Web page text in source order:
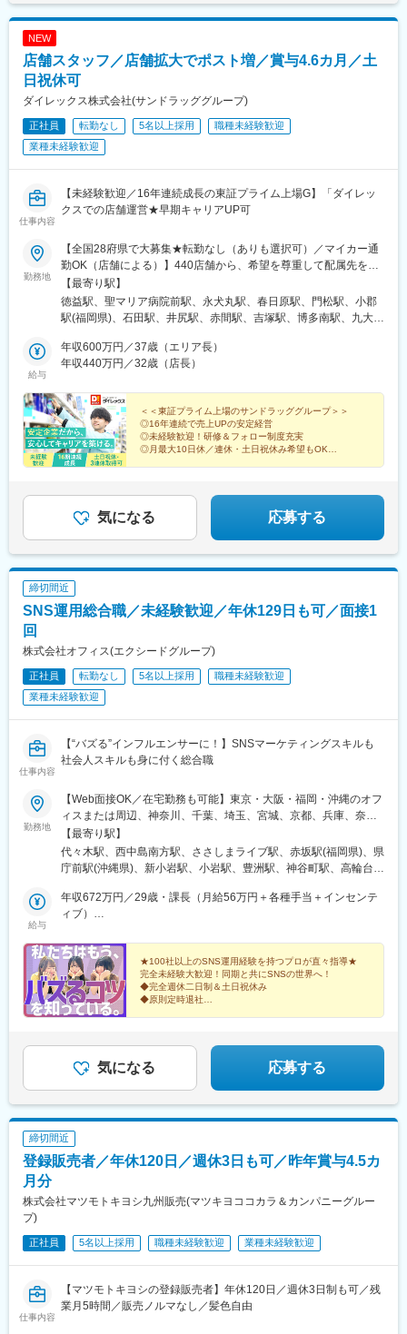
県)、日田駅、宇佐駅、別府駅(大分県)、鶴崎駅、延岡駅、西都城
島県)、志布志駅、枕崎駅、宮ケ浜駅、国分駅(鹿児島県)、出水
駅、壺川駅、新さっぽろ駅、松風町駅、湯の川駅、五所川原駅、
盛駅、仙台駅(地下鉄)、西取手駅、今市駅、東宿郷駅、城東駅、西
桐生駅、高田馬場駅、入谷駅(東京都)、牛田駅(東京都)、荒川一中
前駅、千歳船橋駅、立川北駅、青梅街道駅、布田駅、新高島駅、
江田駅(神奈川県)、新丸子駅、緑町駅、海老名駅(相模線)、西松本
駅、桜町駅(長野県)、電気ビル前駅、南富山駅、片原町駅(富山
駅、島ノ関駅、水口石橋駅、一乗寺駅、宇治駅(奈良線)、野田阪神
駅、和泉大宮駅、ＪＲ河内永和駅、みなと元町駅、さくら夙川
駅前駅、後免中町駅、東新木駅、甘木駅(甘木鉄道線)、長崎駅前
駅、島原船津駅、原爆資料館駅、佐世保中央駅、人吉駅、奥武山
公園駅、ひばりが丘駅(北海道)、千歳町駅(北海道)、函館アリーナ
前駅、あおば通駅、峰駅、上野駅、堀切駅、荒川二丁目駅、立川
南駅、柴崎駅、高島町駅、電鉄富山駅・エスタ前駅、南富山駅前
駅、海老江駅、ＪＲ俊徳道駅、花隈駅、尾道駅、高知橋駅、後免
駅、鹿児駅、桜町駅(長崎県)、浦上駅前駅、佐世保駅
児島市電)、志布志駅、阿波富田駅、蔵本駅、二軒屋駅、吉成駅、
佐古駅、板野駅、中田駅(徳島県)、知寄町三丁目駅、旭駅前通駅、
新町駅(群馬県)、西小泉駅、三俣駅、群馬総社駅、古河駅、鶴瀬
駅、籠原駅、新田駅(埼玉県)、東岩槻駅、桶川駅、八潮駅、的場
駅、大袋駅、北朝霞駅、上尾駅、北越谷駅、八街駅、八千代緑が
丘駅、おゆみ野駅、旭駅(千葉県)、公津の杜駅、豊四季駅、茂原
駅、志津駅、八千代台駅、国母駅、竜王駅、南甲府駅、甲府駅、
駅、篠ノ井駅、千曲駅、信州中野駅、柏矢町駅、六日町駅、長岡
駅、黒井駅(新潟県)、東三条駅、燕駅、青山駅、東柏崎駅、東新潟
駅(新潟県)、大形駅、西新発田駅、三条駅(新潟県)、水原駅、津守
駅、八尾駅、春木駅、御陵前駅、熊取駅、松ノ浜駅、栂・美木多
駅、白鷺駅、摂津富田駅、矢田駅(大阪府)、今川駅(大阪府)、福知
山市民病院口駅、耳成駅、忍海駅、加太駅(和歌山県)、東加古川
駅、京口駅、播磨高岡駅、播州赤穂駅、葉多駅、鳴門駅、加古川
駅、滝野駅、はりま勝原駅、北条町駅、飾磨駅、恵比須駅、鉢伏
山上駅、浜の宮駅、播磨町駅、山下駅(兵庫県)、高田駅(香川県)、
多度津駅、太田駅(香川県)、潟元駅、三津駅、今治駅、上宇和駅、
新居浜駅、伊予西条駅、宮田町駅、堀江駅、福音寺駅、東尾道
県)、修大協創中高前駅、河戸帆待川駅、大竹駅、福島町駅、戸手
駅、宇品四丁目駅、五日市駅、向洋駅、玖村駅、高田駅(長崎県)、
大塔駅、三会駅、若葉町駅、幸駅、道ノ尾駅、石橋駅(長崎県)、
喜々津駅、上相浦駅、佐々駅、西諫早駅、新大工町駅、島原港
駅、日田駅、中津駅(大分県)、別府駅(大分県)、豊後森駅、鶴崎
本県)、宇土駅、天ケ瀬駅、千丁駅、植木駅、竜田口駅、三角駅、
御代志駅、武蔵塚駅、木葉駅、新八代駅、田崎橋駅、佐敷駅、浦
添前田駅、奥武山公園駅、首里駅、古島駅、てだこ浦西駅、久留
米高校前駅、西鉄小郡駅、九産大前駅、熊西駅、谷山駅(指宿枕崎
線)、文化の森駅、知寄町駅、船橋日大前駅、三好町駅、駒川中野
駅、琴電屋島駅、古町駅、可部駅、西観音町駅、宇品五丁目駅、
千歳町駅(長崎県)、諏訪神社駅、日田市役所前駅、花畑駅、葛島橋
東詰駅、針中野駅、屋島駅、ＪＲ松山駅前駅、広電西広島・己斐
NEW
店舗スタッフ／店舗拡大でポスト増／賞与4.6カ月／土
日祝休可
ダイレックス株式会社(サンドラッググループ)
正社員 転勤なし 5名以上採用
職種未経験歓迎
業種未経験歓迎
仕事内容
【未経験歓迎／16年連続成長の東証プライム上場G】「ダイレッ
クスでの店舗運営★早期キャリアUP可
勤務地
【全国28府県で大募集★転勤なし（ありも選択可）／マイカー通
勤OK（店舗による）】440店舗から、希望を尊重して配属先を決
定！☆必要に応じて借り上げ社宅の利用も可能！◆九州エリア福
岡県（55店舗）、佐賀県（24店舗）、長崎県（29店舗）、熊本県
（34店舗）、大分県（18店舗）、宮崎県（25店舗）、鹿児島県
広島県（24店舗）、山口県（18店舗）、島根県（7店舗）、鳥取
県（5店舗）◆四国エリア徳島県（16店舗）、香川県（17店
（17店舗）、京都府（1店舗）、奈良県（2店舗）、大阪府（11店
舗）◆関東エリア埼玉県（12店舗）、群馬県（4店舗）、千葉県
（9店舗）、茨城県（1店舗）◆信越・北陸エリア新潟県（18店
舗）、山梨県（7店舗）、長野県（7店舗）★当社HPの「店舗案
内」から、お近くの店舗をチェックしてください！トップページ
す。※勤務地の受動喫煙対策：屋内禁煙
【最寄り駅】
徳益駅、聖マリア病院前駅、永犬丸駅、春日原駅、門松駅、小郡
駅(福岡県)、石田駅、井尻駅、赤間駅、吉塚駅、博多南駅、九大学
福大前駅、教育大前駅、飯塚駅、南久留米駅、犬塚駅、東福間
駅、筑後吉井駅、門司駅、太宰府駅、羽犬塚駅、蒲池駅(福岡県)、
県)、下曽根駅、筑前前原駅、水巻駅、海老津駅、遠賀野駅、土井
駅、原町駅、甘木駅(西鉄線)、二島駅、中間駅、千鳥駅、周船寺
駅、南小倉駅、姪浜駅、池尻駅、銀水駅、若松駅、宮崎神宮駅、
南延岡駅、蓮ケ池駅、宮崎駅、油津駅、三股駅、日向庄内駅、加
納駅(宮崎県)、西都城駅、五十市駅、日向新富駅、緑町駅、田吉
北方駅(佐賀県)、伊万里駅、新鳥栖駅、江北駅(佐賀県)、鍋島駅、
湯田温泉駅、幡生駅、下関駅、川棚温泉駅、松江駅、岸本駅、後
藤駅、倉吉駅、清輝橋駅、上道駅(岡山県)、児島駅、東岡山駅、水
崎駅、荒田八幡駅、帖佐駅、国分駅(鹿児島県)、西出水駅、川内駅
(鹿児島県)、日当山駅、阿波富田駅、蔵本駅、二軒屋駅、佐古駅、
旭駅前通駅、入明駅、知寄町三丁目駅、古河駅、新町駅(群馬県)、
県)、東岩槻駅、桶川駅、八潮駅、的場駅、大袋駅、北朝霞駅、上
尾駅、北越谷駅、八街駅、八千代緑が丘駅、おゆみ野駅、旭駅(千
葉県)、公津の杜駅、豊四季駅、茂原駅、志津駅、八千代台駅、六
日町駅、長岡駅、黒井駅(新潟県)、東三条駅、燕駅、青山駅、東柏
崎駅、東新潟駅、さつき野駅、北吉田駅、新潟大学前駅、村上駅
県)、水原駅、国母駅、竜王駅、南甲府駅、甲府駅、塩山駅、富士
山駅、長坂駅、赤坂上駅、平田駅(長野県)、岩村田駅、篠ノ井駅、
春木駅、御陵前駅、熊取駅、松ノ浜駅、栂・美木多駅、白鷺駅、
摂津富田駅、矢田駅(大阪府)、今川駅(大阪府)、津守駅、加太駅(和
歌山県)、東加古川駅、京口駅、播磨高岡駅、播州赤穂駅、葉多
駅、鳴門駅、加古川駅、滝野駅、はりま勝原駅、北条町駅、飾磨
駅、恵比須駅、鉢伏山上駅、浜の宮駅、播磨町駅、山下駅(兵庫
県)、耳成駅、忍海駅、西条駅(広島県)、松永駅、東福山駅、鵜飼
駅(広島県)、楽々園駅、東尾道駅、八次駅、三原駅、天応駅、福山
駅、古江駅(広島県)、玖村駅、花園駅(香川県)、一宮駅、栗林公園
北口駅、坂出駅、沖松島駅、三津駅、上宇和駅、宮田町駅、石橋
駅、東諫早駅、高田駅(長崎県)、大塔駅、三会駅、若葉町駅、健軍
町駅、亀井駅、南熊本駅、内牧駅、肥後西村駅、八代駅、高森
駅、北熊本駅、交通局前駅(熊本県)、竜田口駅、三里木駅、松橋
駅、玉名駅、荒尾駅(熊本県)、宇土駅、天ケ瀬駅、千丁駅、植木
駅、三角駅、御代志駅、武蔵塚駅、大在駅、牧駅(大分県)、豊後国
てだこ浦西駅、小禄駅、奥武山公園駅、修大協創中高前駅、谷山
駅(鹿児島市電)、河戸帆待川駅、西大分駅、矢原駅、福島町駅、南
宮崎駅、田崎橋駅、宇品四丁目駅、木花駅、五日市駅、久留米高
校前駅、西鉄小郡駅、九産大前駅、熊西駅、小田原駅、常盤駅(岡
山県)、文化の森駅、知寄町駅、船橋日大前駅、三好町駅、駒川中
野駅、春日川駅、古町駅、千歳町駅(長崎県)、八景水谷駅、平成
駅、九品寺交差点駅、光の森駅、谷山駅(指宿枕崎線)、可部駅、西
観音町駅、宇品五丁目駅、花畑駅、葛島橋東詰駅、針中野駅、木
島・己斐駅、宇品三丁目駅
給与
年収600万円／37歳（エリア長）
年収440万円／32歳（店長）
＜＜東証プライム上場のサンドラッググループ＞＞
◎16年連続で売上UPの安定経営
◎未経験歓迎！研修＆フォロー制度充実
◎月最大10日休／連休・土日祝休み希望もOK
気になる 応募する
締切間近
SNS運用総合職／未経験歓迎／年休129日も可／面接1
回
株式会社オフィス(エクシードグループ)
正社員 転勤なし 5名以上採用
職種未経験歓迎
業種未経験歓迎
仕事内容
【“バズる”インフルエンサーに！】SNSマーケティングスキルも
社会人スキルも身に付く総合職
勤務地
【Web面接OK／在宅勤務も可能】東京・大阪・福岡・沖縄のオフ
ィスまたは周辺、神奈川、千葉、埼玉、宮城、京都、兵庫、奈
良、滋賀、和歌山、愛知、静岡、香川、愛媛、広島、岡山、福
岡、佐賀、長崎、熊本、大分、宮崎、鹿児島、沖縄の各勤務先＼
＼積極採用中！／／★勤務地は希望を考慮し決定します。★転勤
策：あり＜東京本社＞東京都豊島区東池袋3-7-9 AS ONE東池袋
ビル7階＜名古屋支社＞愛知県名古屋市中村区池町4－60－12 グ
8 新大阪阪神ビル7階＜福岡支社＞福岡県福岡市中央区大名２丁
目 9-17 ARISTO大名 3F＜沖縄支社＞沖縄県那覇市久茂地2丁目
3-9 8階西
【最寄り駅】
代々木駅、西中島南方駅、ささしまライブ駅、赤坂駅(福岡県)、県
庁前駅(沖縄県)、新小岩駅、小岩駅、豊洲駅、神谷町駅、高輪台
駅(舎人ライナー)、三鷹駅、恵比寿駅、広尾駅、渋谷駅、高田馬場
駅、四ツ谷駅、新宿三丁目駅、三軒茶屋駅、霞ケ関駅(東京都)、末
(東京都)、飯田橋駅、有楽町駅、綾瀬駅、北千住駅、上野御徒町
駅、蒲田駅、大森駅(東京都)、東銀座駅、日本橋駅(東京都)、三越
前駅、小伝馬町駅、八丁堀駅(東京都)、中野坂上駅、中野駅(東京
都)、町田駅、目黒駅、立会川駅、五反田駅、井の頭公園駅、都電
雑司ケ谷駅、赤羽駅、押上駅、錦糸町駅、中目黒駅、大崎駅、鶴
駅、屏風浦駅、金沢文庫駅、新羽駅、戸塚駅、上永谷駅、鶴ケ峰
駅、瀬谷駅、立場駅、青葉台駅、センター南駅、鹿島田駅、武蔵
小杉駅、武蔵溝ノ口駅、生田駅(神奈川県)、鷺沼駅、柿生駅、相模
鶴見駅、長津田駅、海老名駅(相模線)、大船駅、茅ケ崎駅、本厚木
駅、小田原駅、川崎駅、向ケ丘遊園駅、元住吉駅、橋本駅(神奈川
県)、大和駅(神奈川県)、中央林間駅、藤沢駅、本八幡駅(総武線)、
駅、京成八幡駅、谷津駅、幸谷駅、蘇我駅、新千葉駅、京成西船
駅、柏駅、実籾駅、スポーツセンター駅、誉田駅、検見川浜駅、
駅、野田阪神駅、桜島駅、阿波座駅、朝潮橋駅、津守駅、大阪上
駅、西天下茶屋駅、三国駅(大阪府)、横堤駅、住ノ江駅、喜連瓜破
駅、大阪梅田駅(阪急線)、堺筋本町駅、堺駅、深井駅、石津川駅、
給与
年収672万円／29歳・課長（月給56万円＋各種手当＋インセンテ
ィブ）
ィブ）
★100社以上のSNS運用経験を持つプロが直々指導★
完全未経験大歓迎！同期と共にSNSの世界へ！
◆完全週休二日制＆土日祝休み
◆原則定時退社
気になる 応募する
締切間近
登録販売者／年休120日／週休3日も可／昨年賞与4.5カ
月分
株式会社マツモトキヨシ九州販売(マツキヨココカラ＆カンパニーグルー
プ)
正社員 5名以上採用 職種未経験歓迎 業種未経験歓迎
仕事内容
【マツモトキヨシの登録販売者】年休120日／週休3日制も可／残
業月5時間／販売ノルマなし／髪色自由